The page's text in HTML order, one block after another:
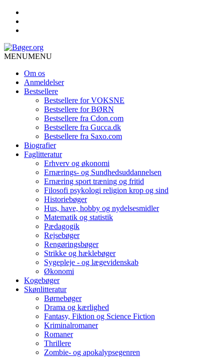
MENUMENU
Om os
Anmeldelser
Bestsellere
Bestsellere for VOKSNE
Bestsellere for BØRN
Bestsellere fra Cdon.com
Bestsellere fra Gucca.dk
Bestsellere fra Saxo.com
Biografier
Faglitteratur
Erhverv og økonomi
Ernærings- og Sundhedsuddannelsen
Ernæring sport træning og fritid
Filosofi psykologi religion krop og sind
Historiebøger
Hus, have, hobby og nydelsesmidler
Matematik og statistik
Pædagogik
Rejsebøger
Rengøringsbøger
Strikke og hæklebøger
Sygepleje - og lægevidenskab
Økonomi
Kogebøger
Skønlitteratur
Børnebøger
Drama og kærlighed
Fantasy, Fiktion og Science Fiction
Kriminalromaner
Romaner
Thrillere
Zombie- og apokalypsegenren